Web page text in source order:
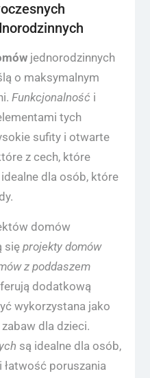
jednorodzinnych
o maksymalnym
Funkcjonalność i
tych
sufity i otwarte
z cech, które
dla osób, które
domów
się projekty domów
z poddaszem
dodatkową
wykorzystana jako
dla dzieci.
są idealne dla osób,
poruszania